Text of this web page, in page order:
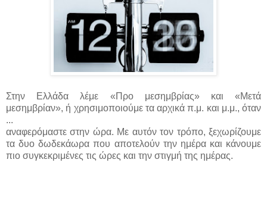
Στην Ελλάδα λέμε «Προ μεσημβρίας» και «Μετά
μεσημβρίαν», ή χρησιμοποιούμε τα αρχικά π.μ. και μ.μ., όταν
...
αναφερόμαστε στην ώρα. Με αυτόν τον τρόπο, ξεχωρίζουμε
τα δυο δωδεκάωρα που αποτελούν την ημέρα και κάνουμε
πιο συγκεκριμένες τις ώρες και την στιγμή της ημέρας.